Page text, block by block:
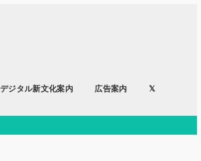
デジタル新文化案内 広告案内 𝕏